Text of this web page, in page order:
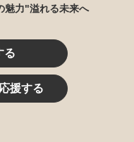
魅力"溢れる未来へ
る
援する